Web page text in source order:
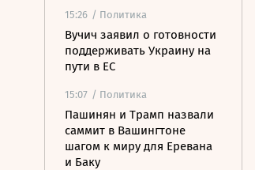
15:26 / Политика
Вучич заявил о готовности
поддерживать Украину на
пути в ЕС
15:07 / Политика
Пашинян и Трамп назвали
саммит в Вашингтоне
шагом к миру для Еревана
и Баку